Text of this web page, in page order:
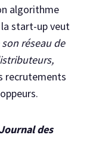
algorithme
start-up veut
réseau de
recrutements
des